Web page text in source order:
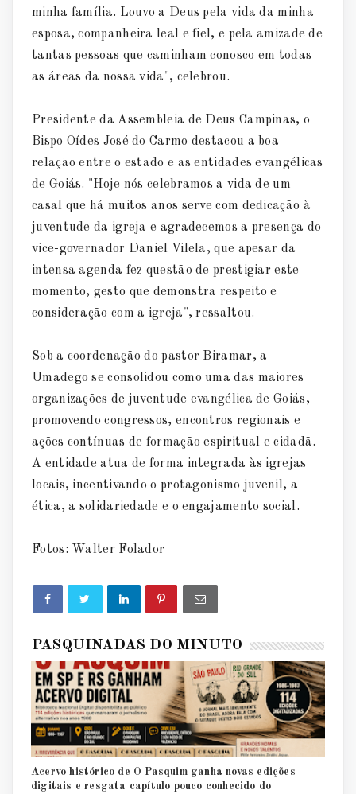
minha família. Louvo a Deus pela vida da minha
esposa, companheira leal e fiel, e pela amizade de
tantas pessoas que caminham conosco em todas
as áreas da nossa vida", celebrou.
Presidente da Assembleia de Deus Campinas, o
Bispo Oídes José do Carmo destacou a boa
relação entre o estado e as entidades evangélicas
de Goiás. "Hoje nós celebramos a vida de um
casal que há muitos anos serve com dedicação à
juventude da igreja e agradecemos a presença do
vice-governador Daniel Vilela, que apesar da
intensa agenda fez questão de prestigiar este
momento, gesto que demonstra respeito e
consideração com a igreja", ressaltou.
Sob a coordenação do pastor Biramar, a
Umadego se consolidou como uma das maiores
organizações de juventude evangélica de Goiás,
promovendo congressos, encontros regionais e
ações contínuas de formação espiritual e cidadã.
A entidade atua de forma integrada às igrejas
locais, incentivando o protagonismo juvenil, a
ética, a solidariedade e o engajamento social.
Fotos: Walter Folador
PASQUINADAS DO MINUTO
Acervo histórico de O Pasquim ganha novas edições
digitais e resgata capítulo pouco conhecido do